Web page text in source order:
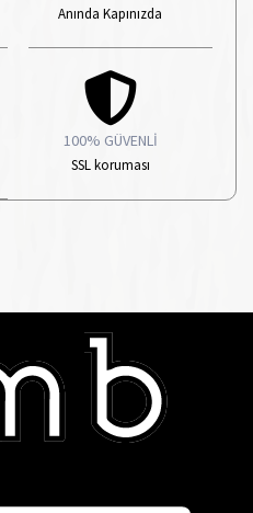
Anında Kapınızda
100% GÜVENLİ
SSL koruması